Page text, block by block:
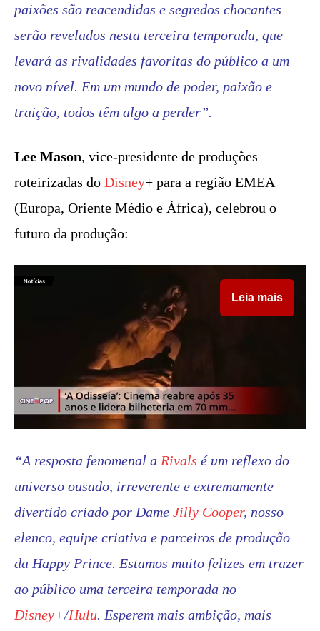
paixões são reacendidas e segredos chocantes
serão revelados nesta terceira temporada, que
levará as rivalidades favoritas do público a um
novo nível. Em um mundo de poder, paixão e
traição, todos têm algo a perder”.
Lee Mason, vice-presidente de produções
roteirizadas do Disney+ para a região EMEA
(Europa, Oriente Médio e África), celebrou o
futuro da produção:
Leia mais
“A resposta fenomenal a Rivals é um reflexo do
universo ousado, irreverente e extremamente
divertido criado por Dame Jilly Cooper, nosso
elenco, equipe criativa e parceiros de produção
da Happy Prince. Estamos muito felizes em trazer
ao público uma terceira temporada no
Disney+/Hulu. Esperem mais ambição, mais